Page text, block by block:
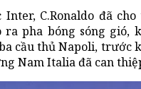
C.Ronaldo đã
pha bóng sóng gió,
cầu thủ Napoli, trước
Nam Italia đã can